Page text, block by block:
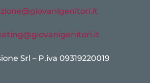
Srl – P.iva 09319220019